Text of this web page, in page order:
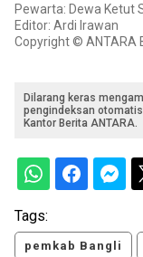
Pewarta: Dewa Ketut
Editor: Ardi Irawan
Copyright © ANTARA
Dilarang keras
pengindeksan
Kantor Berita ANTARA.
Tags:
pemkab Bangli